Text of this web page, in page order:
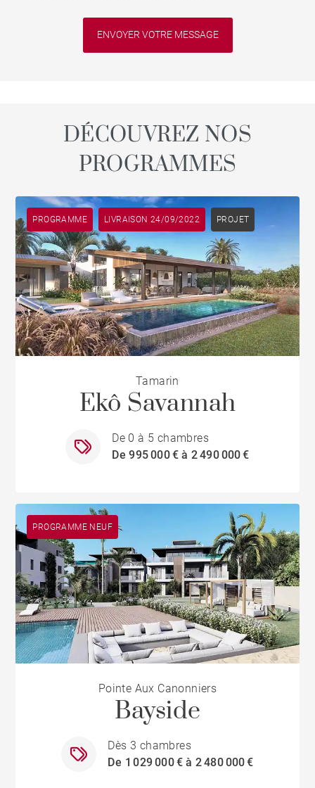
DÉCOUVREZ NOS
PROGRAMMES
PROGRAMME LIVRAISON 24/09/2022 PROJET
Tamarin
Ekô Savannah
De 0 à 5 chambres
De 995 000 € à 2 490 000 €
PROGRAMME NEUF
Pointe Aux Canonniers
Bayside
Dès 3 chambres
De 1 029 000 € à 2 480 000 €